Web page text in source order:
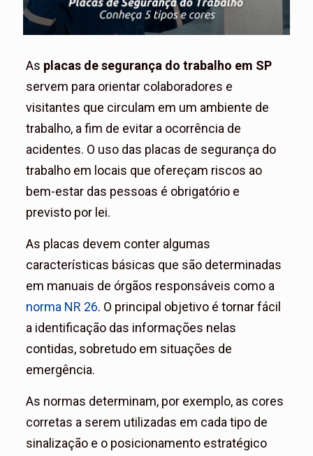
As placas de segurança do trabalho em SP
servem para orientar colaboradores e
visitantes que circulam em um ambiente de
trabalho, a fim de evitar a ocorrência de
acidentes. O uso das placas de segurança do
trabalho em locais que ofereçam riscos ao
bem-estar das pessoas é obrigatório e
previsto por lei.
As placas devem conter algumas
características básicas que são determinadas
em manuais de órgãos responsáveis como a
norma NR 26. O principal objetivo é tornar fácil
a identificação das informações nelas
contidas, sobretudo em situações de
emergência.
As normas determinam, por exemplo, as cores
corretas a serem utilizadas em cada tipo de
sinalização e o posicionamento estratégico